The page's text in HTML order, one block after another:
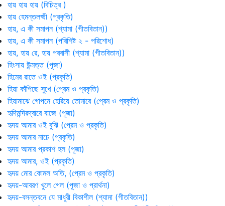
হায় হায় হায় (বিচিত্র )
হায় হেমন্তলক্ষ্মী (প্রকৃতি)
হায়, এ কী সমাপন (শ্যামা (গীতবিতান))
হায়, এ কী সমাপন (পরিশিষ্ট ২ - পরিশোধ)
হায়, হায় রে, হায় পরবাসী (শ্যামা (গীতবিতান))
হিংসায় উন্মত্ত (পূজা)
হিমের রাতে ওই (প্রকৃতি)
হিয়া কাঁপিছে সুখে (প্রেম ও প্রকৃতি)
হিয়ামাঝে গোপনে হেরিয়ে তোমারে (প্রেম ও প্রকৃতি)
হৃদিমন্দিরদ্বারে বাজে (পূজা)
হৃদয় আমার ওই বুঝি (প্রেম ও প্রকৃতি)
হৃদয় আমার নাচে (প্রকৃতি)
হৃদয় আমার প্রকাশ হল (পূজা)
হৃদয় আমার, ওই (প্রকৃতি)
হৃদয় মোর কোমল অতি, (প্রেম ও প্রকৃতি)
হৃদয়-আবরণ খুলে গেল (পূজা ও প্রার্থনা)
হৃদয়-বসন্তবনে যে মাধুরী বিকাশীল (শ্যামা (গীতবিতান))